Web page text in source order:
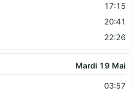
17:15
20:41
22:26
Mardi 19 Mai
03:57